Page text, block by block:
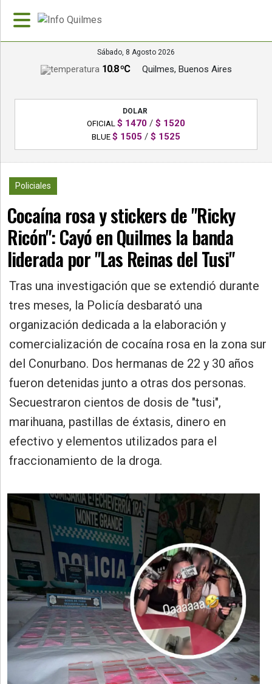
»
Policiales
»
Política
Provincia
»
Salud
»
Cultura
»
Educación
»
Gestión
»
Sábado, 8 Agosto 2026
10.8 ºC Quilmes, Buenos Aires
DOLAR
OFICIAL $ 1470 / $ 1520
BLUE $ 1505 / $ 1525
Policiales
Cocaína rosa y stickers de "Ricky
Ricón": Cayó en Quilmes la banda
liderada por "Las Reinas del Tusi"
Tras una investigación que se extendió durante
tres meses, la Policía desbarató una
organización dedicada a la elaboración y
comercialización de cocaína rosa en la zona sur
del Conurbano. Dos hermanas de 22 y 30 años
fueron detenidas junto a otras dos personas.
Secuestraron cientos de dosis de "tusi",
marihuana, pastillas de éxtasis, dinero en
efectivo y elementos utilizados para el
fraccionamiento de la droga.